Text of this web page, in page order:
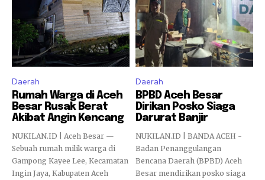
Daerah
Rumah Warga di Aceh
Besar Rusak Berat
Akibat Angin Kencang
NUKILAN.ID | Aceh Besar —
Sebuah rumah milik warga di
Gampong Kayee Lee, Kecamatan
Ingin Jaya, Kabupaten Aceh
Daerah
BPBD Aceh Besar
Dirikan Posko Siaga
Darurat Banjir
NUKILAN.ID | BANDA ACEH -
Badan Penanggulangan
Bencana Daerah (BPBD) Aceh
Besar mendirikan posko siaga